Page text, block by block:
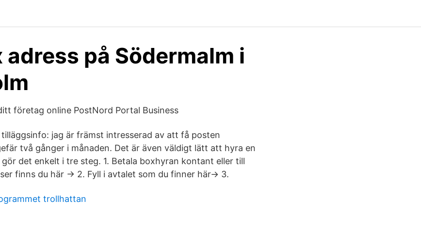
adress på Södermalm i
företag online PostNord Portal Business
jag är främst intresserad av att få posten
två gånger i månaden. Det är även väldigt lätt att hyra en
det enkelt i tre steg. 1. Betala boxhyran kontant eller till
finns du här -> 2. Fyll i avtalet som du finner här-> 3.
trollhattan